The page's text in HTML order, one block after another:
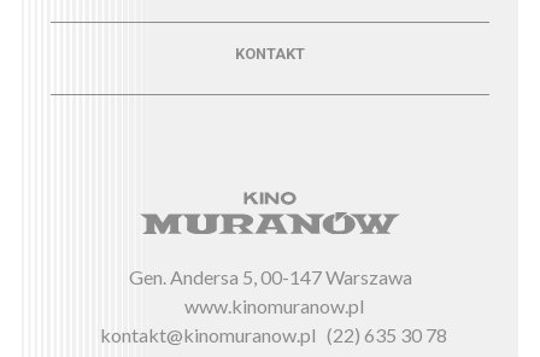
KONTAKT
Gen. Andersa 5, 00-147 Warszawa
www.kinomuranow.pl
kontakt@kinomuranow.pl (22) 635 30 78